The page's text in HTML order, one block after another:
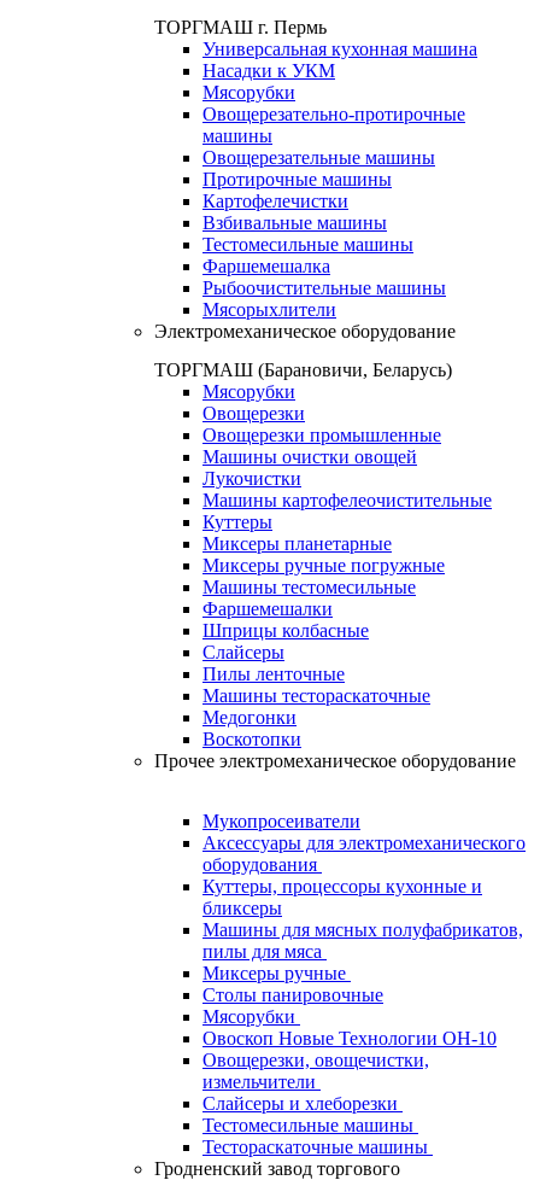
ТОРГМАШ г. Пермь
Универсальная кухонная машина
Насадки к УКМ
Мясорубки
Овощерезательно-протирочные
машины
Овощерезательные машины
Протирочные машины
Картофелечистки
Взбивальные машины
Тестомесильные машины
Фаршемешалка
Рыбоочистительные машины
Мясорыхлители
Электромеханическое оборудование
ТОРГМАШ (Барановичи, Беларусь)
Мясорубки
Овощерезки
Овощерезки промышленные
Машины очистки овощей
Лукочистки
Машины картофелеочистительные
Куттеры
Миксеры планетарные
Миксеры ручные погружные
Машины тестомесильные
Фаршемешалки
Шприцы колбасные
Слайсеры
Пилы ленточные
Машины тестораскаточные
Медогонки
Воскотопки
Прочее электромеханическое оборудование
Мукопросеиватели
Аксессуары для электромеханического
оборудования
Куттеры, процессоры кухонные и
бликсеры
Машины для мясных полуфабрикатов,
пилы для мяса
Миксеры ручные
Столы панировочные
Мясорубки
Овоскоп Новые Технологии ОН-10
Овощерезки, овощечистки,
измельчители
Слайсеры и хлеборезки
Тестомесильные машины
Тестораскаточные машины
Гродненский завод торгового